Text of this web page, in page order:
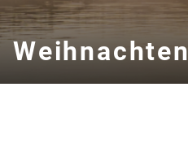
Weihnachten